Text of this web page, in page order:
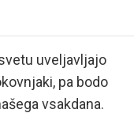
uveljavljajo
pa bodo
vsakdana.